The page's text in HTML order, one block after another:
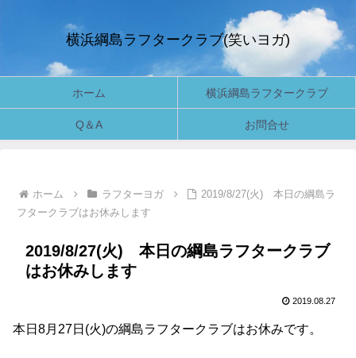
横浜綱島ラフタークラブ(笑いヨガ)
ホーム 横浜綱島ラフタークラブ
Q＆A お問合せ
ホーム ラフターヨガ
2019/8/27(火) 本日の綱島ラ
フタークラブはお休みします
2019/8/27(火) 本日の綱島ラフタークラブ
はお休みします
2019.08.27
本日8月27日(火)の綱島ラフタークラブはお休みです。